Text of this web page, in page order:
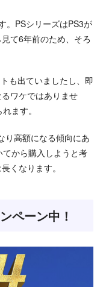
。PSシリーズはPS3が
て6年前のため、そろ
も出ていましたし、即
ワケではありませ
ます。
り高額になる傾向にあ
から購入しようと考
くなります。
ペーン中！